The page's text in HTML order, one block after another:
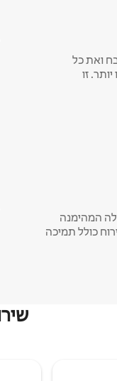
ואת כל
זו
המהימנה
כולל תמיכה